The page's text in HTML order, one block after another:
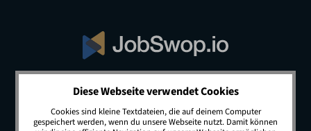
© 2026 JobSwop.io · All rights reserved.
Diese Webseite verwendet Cookies
Cookies sind kleine Textdateien, die auf deinem Computer
gespeichert werden, wenn du unsere Webseite nutzt. Damit können